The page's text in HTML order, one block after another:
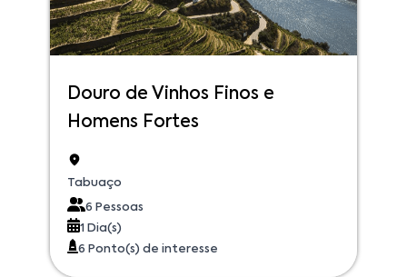
Douro de Vinhos Finos e
Homens Fortes
Tabuaço
6 Pessoas
1 Dia(s)
6 Ponto(s) de interesse